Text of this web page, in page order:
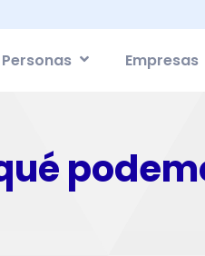
Personas Empresas